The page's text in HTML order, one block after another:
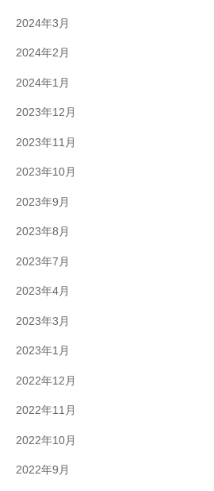
2024年3月
2024年2月
2024年1月
2023年12月
2023年11月
2023年10月
2023年9月
2023年8月
2023年7月
2023年4月
2023年3月
2023年1月
2022年12月
2022年11月
2022年10月
2022年9月